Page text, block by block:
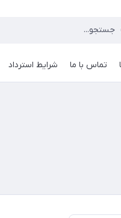
تماس با ما شرایط استرداد